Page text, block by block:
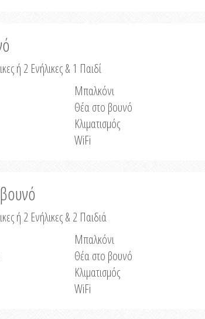
ή 2 Ενήλικες & 1 Παιδί
Μπαλκόνι
Θέα στο βουνό
Κλιματισμός
WiFi
ή 2 Ενήλικες & 2 Παιδιά
Μπαλκόνι
Θέα στο βουνό
Κλιματισμός
WiFi